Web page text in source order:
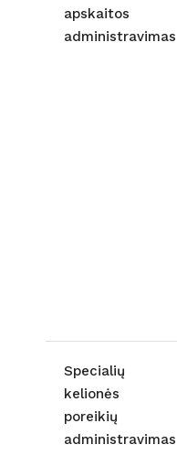
apskaitos
administravimas
Specialių
kelionės
poreikių
administravimas